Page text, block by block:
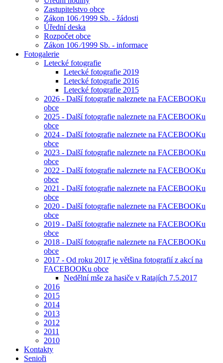
Zastupitelstvo obce
Zákon 106 ⁄1999 Sb. - žádosti
Úřední deska
Rozpočet obce
Zákon 106 ⁄1999 Sb. - informace
Fotogalerie
Letecké fotografie
Letecké fotografie 2019
Letecké fotografie 2016
Letecké fotografie 2015
2026 - Další fotografie naleznete na FACEBOOKu
obce
2025 - Další fotografie naleznete na FACEBOOKu
obce
2024 - Další fotografie naleznete na FACEBOOKu
obce
2023 - Další fotografie naleznete na FACEBOOKu
obce
2022 - Další fotografie naleznete na FACEBOOKu
obce
2021 - Další fotografie naleznete na FACEBOOKu
obce
2020 - Další fotografie naleznete na FACEBOOKu
obce
2019 - Další fotografie naleznete na FACEBOOKu
obce
2018 - Další fotografie naleznete na FACEBOOKu
obce
2017 - Od roku 2017 je většina fotografií z akcí na
FACEBOOKu obce
Nedělní mše za hasiče v Ratajích 7.5.2017
2016
2015
2014
2013
2012
2011
2010
Kontakty
Senioři